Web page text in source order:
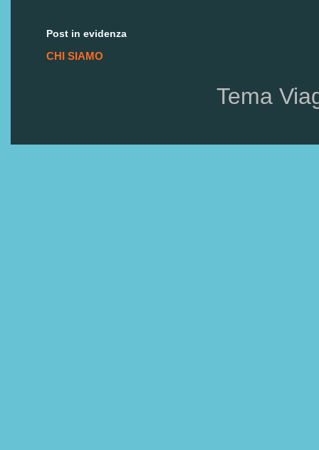
Post in evidenza
CHI SIAMO
Tema